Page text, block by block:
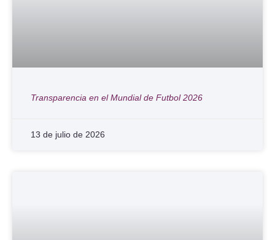
Transparencia en el Mundial de Futbol 2026
13 de julio de 2026